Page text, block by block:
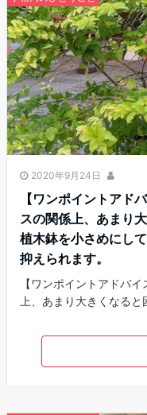
2020年9月24日
【ワンポイントアド
スの関係上、あまり
植木鉢を小さめにし
抑えられます。
【ワンポイントアドバ
上、あまり大きくなる